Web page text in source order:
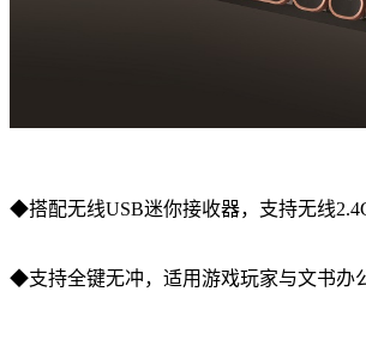
◆搭配无线USB迷你接收器，支持无线
◆支持全键无冲，适用游戏玩家与文书办